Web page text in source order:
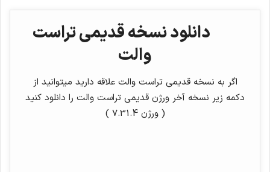
دانلود نسخه قدیمی تراست
والت
اگر به نسخه قدیمی تراست والت علاقه دارید میتوانید از
دکمه زیر نسخه آخر ورژن قدیمی تراست والت را دانلود کنید
( ورژن 7.31.4 )